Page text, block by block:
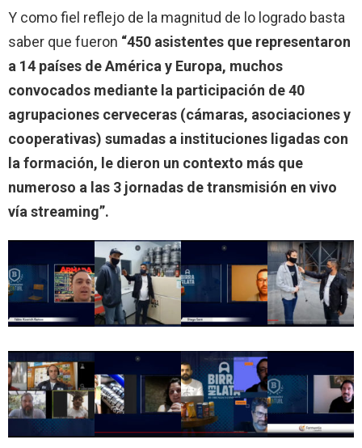
Y como fiel reflejo de la magnitud de lo logrado basta
saber que fueron “450 asistentes que representaron
a 14 países de América y Europa, muchos
convocados mediante la participación de 40
agrupaciones cerveceras (cámaras, asociaciones y
cooperativas) sumadas a instituciones ligadas con
la formación, le dieron un contexto más que
numeroso a las 3 jornadas de transmisión en vivo
vía streaming”.